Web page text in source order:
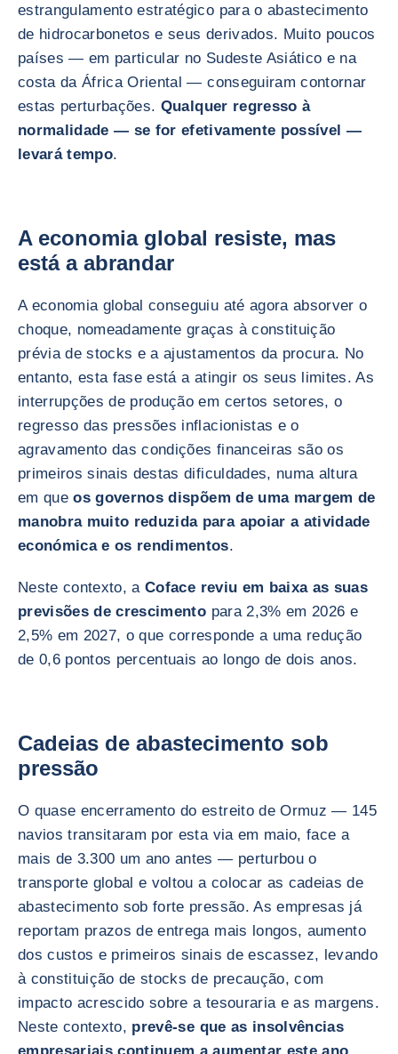
estrangulamento estratégico para o abastecimento
de hidrocarbonetos e seus derivados. Muito poucos
países — em particular no Sudeste Asiático e na
costa da África Oriental — conseguiram contornar
estas perturbações. Qualquer regresso à
normalidade — se for efetivamente possível —
levará tempo.
A economia global resiste, mas
está a abrandar
A economia global conseguiu até agora absorver o
choque, nomeadamente graças à constituição
prévia de stocks e a ajustamentos da procura. No
entanto, esta fase está a atingir os seus limites. As
interrupções de produção em certos setores, o
regresso das pressões inflacionistas e o
agravamento das condições financeiras são os
primeiros sinais destas dificuldades, numa altura
em queos governos dispõem de uma margem de
manobra muito reduzida para apoiar a atividade
económica e os rendimentos.
Neste contexto, aCoface reviu em baixa as suas
previsões de crescimento para 2,3% em 2026 e
2,5% em 2027, o que corresponde a uma redução
de 0,6 pontos percentuais ao longo de dois anos.
Cadeias de abastecimento sob
pressão
O quase encerramento do estreito de Ormuz — 145
navios transitaram por esta via em maio, face a
mais de 3.300 um ano antes — perturbou o
transporte global e voltou a colocar as cadeias de
abastecimento sob forte pressão. As empresas já
reportam prazos de entrega mais longos, aumento
dos custos e primeiros sinais de escassez, levando
à constituição de stocks de precaução, com
impacto acrescido sobre a tesouraria e as margens.
Neste contexto, prevê-se que as insolvências